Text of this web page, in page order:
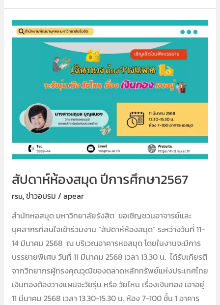
สัปดาห์ห้องสมุด ปีการศึกษา2567
rsu,ข่าวอบรม / apear
สำนักหอสมุด มหาวิทยาลัยรังสิต ขอเชิญชวนอาจารย์และ
บุคลากรที่สนใจเข้าร่วมงาน “สัปดาห์ห้องสมุด” ระหว่างวันที่ 11-
14 มีนาคม 2568 ณ บริเวณอาคารหอสมุด โดยในงานจะมีการ
บรรยายพิเศษ วันที่ 11 มีนาคม 2568 เวลา 13.30 น. ได้รับเกียรติ
จากวิทยากรผู้ทรงคุณวุฒิของตลาดหลักทรัพย์แห่งประเทศไทย
เงินทองต้องวางแผนจะวัยรุ่น หรือ วัยไหน เรื่องเงินทอง เอาอยู่
11 มีนาคม 2568 เวลา 13.30-15.30 น. ห้อง 7-100 ชั้น 1 อาคาร
สัปดาห์
ห้อง